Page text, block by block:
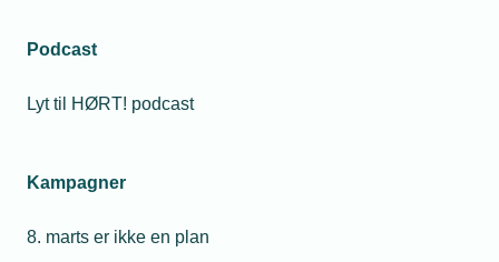
Podcast
Lyt til HØRT! podcast
Kampagner
8. marts er ikke en plan
Politik & analyse